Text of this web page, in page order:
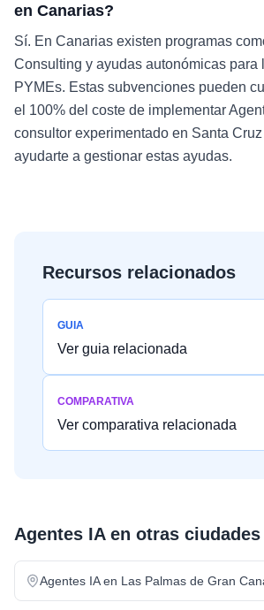
en Canarias?
Sí. En Canarias existen programas
Consulting y ayudas autonómicas para
PYMEs. Estas subvenciones pueden
el 100% del coste de implementar
consultor experimentado en Santa
ayudarte a gestionar estas ayudas.
Recursos relacionados
GUIA
Ver guia relacionada
COMPARATIVA
Ver comparativa relacionada
Agentes IAen otras ciudades
Agentes IAen Las Palmas de Gran